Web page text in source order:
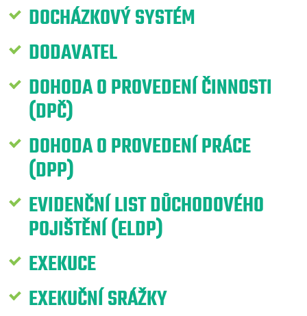
DOCHÁZKOVÝ SYSTÉM
DODAVATEL
DOHODA O PROVEDENÍ ČINNOSTI
(DPČ)
DOHODA O PROVEDENÍ PRÁCE
(DPP)
EVIDENČNÍ LIST DŮCHODOVÉHO
POJIŠTĚNÍ (ELDP)
EXEKUCE
EXEKUČNÍ SRÁŽKY